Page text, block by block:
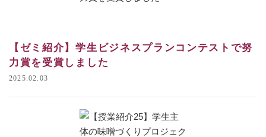
【ゼミ紹介】学生ビジネスプランコンテストで努
力賞を受賞しました
2025.02.03